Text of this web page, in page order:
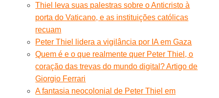
Thiel leva suas palestras sobre o Anticristo à
porta do Vaticano, e as instituições católicas
recuam
Peter Thiel lidera a vigilância por IA em Gaza
Quem é e o que realmente quer Peter Thiel, o
coração das trevas do mundo digital? Artigo de
Giorgio Ferrari
A fantasia neocolonial de Peter Thiel em